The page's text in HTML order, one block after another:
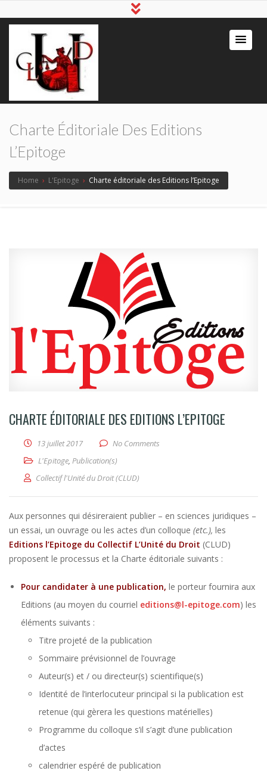
Charte Éditoriale Des Editions
L’Epitoge
Home › L'Epitoge › Charte éditoriale des Editions l’Epitoge
CHARTE ÉDITORIALE DES EDITIONS L’EPITOGE
13 juillet 2017
No Comments
L'Epitoge, Publication(s)
Collectif l'Unité du Droit (CLUD)
Aux personnes qui désireraient publier – en sciences juridiques –
un essai, un ouvrage ou les actes d’un colloque (etc.), les
Editions l’Epitoge du Collectif L’Unité du Droit (CLUD)
proposent le processus et la Charte éditoriale suivants :
Pour candidater à une publication, le porteur fournira aux
Editions (au moyen du courriel editions@l-epitoge.com) les
éléments suivants :
Titre projeté de la publication
Sommaire prévisionnel de l’ouvrage
Auteur(s) et / ou directeur(s) scientifique(s)
Identité de l’interlocuteur principal si la publication est
retenue (qui gèrera les questions matérielles)
Programme du colloque s’il s’agit d’une publication
d’actes
calendrier espéré de publication